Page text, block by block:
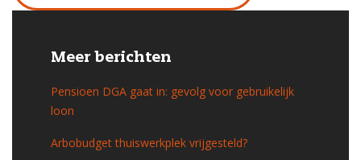
Meer berichten
Pensioen DGA gaat in: gevolg voor gebruikelijk
loon
Arbobudget thuiswerkplek vrijgesteld?